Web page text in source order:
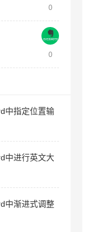
0
0
中指定位置输
中进行英文大
中渐进式调整